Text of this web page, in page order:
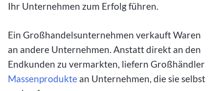
Ihr Unternehmen zum Erfolg führen.
Ein Großhandelsunternehmen verkauft Waren
an andere Unternehmen. Anstatt direkt an den
Endkunden zu vermarkten, liefern Großhändler
Massenprodukte an Unternehmen, die sie selbst